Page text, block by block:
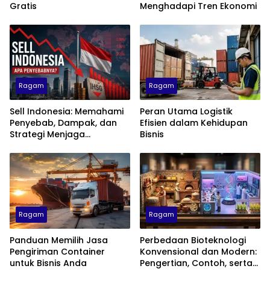
Gratis
Menghadapi Tren Ekonomi
Ragam
Sell Indonesia: Memahami
Penyebab, Dampak, dan
Strategi Menjaga
Ragam
Peran Utama Logistik
Efisien dalam Kehidupan
Bisnis
Ragam
Panduan Memilih Jasa
Pengiriman Container
untuk Bisnis Anda
Ragam
Perbedaan Bioteknologi
Konvensional dan Modern:
Pengertian, Contoh, serta